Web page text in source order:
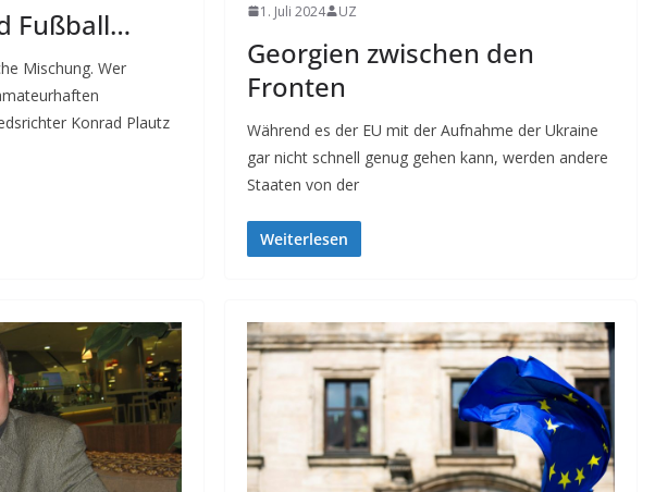
Fußball…
Mischung. Wer
Konrad Plautz
1. Juli 2024 UZ
Georgien zwischen den
Fronten
Während es der EU mit der Aufnahme der Ukraine
gar nicht schnell genug gehen kann, werden andere
Staaten von der
Weiterlesen